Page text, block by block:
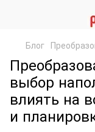
Блог
выбор
влиять на
и